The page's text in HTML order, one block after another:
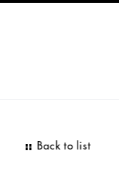
Back to list